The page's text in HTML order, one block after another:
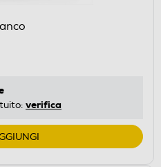
verifica